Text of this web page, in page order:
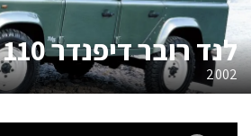
לנד רובר דיפנדר 110
2002